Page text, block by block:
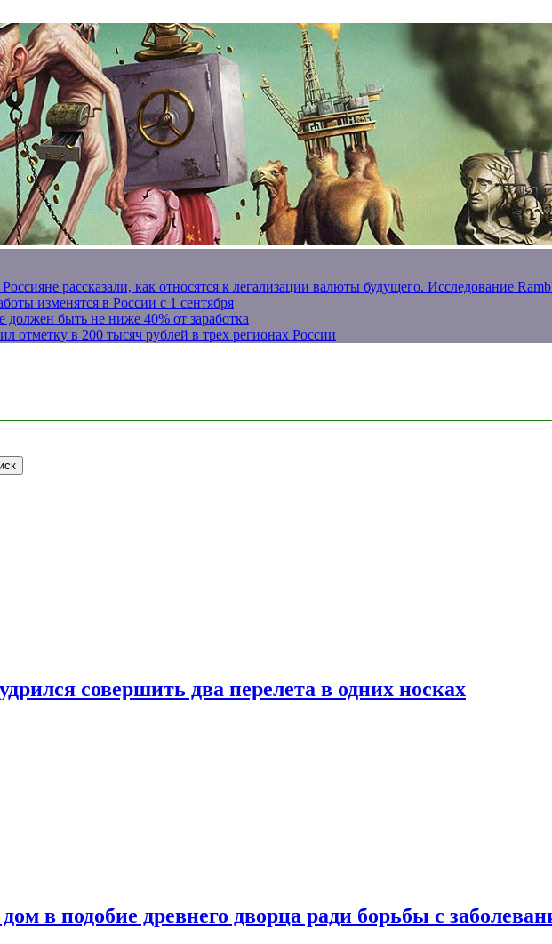
рассказали, как относятся к легализации валюты будущего. Исследование
изменятся в России с 1 сентября
быть не ниже 40% от заработка
отметку в 200 тысяч рублей в трех регионах России
совершить два перелета в одних носках
в подобие древнего дворца ради борьбы с